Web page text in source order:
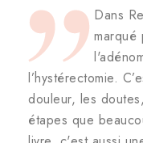
Dans
marqué
l’hystérectomie.
douleur, les
étapes que